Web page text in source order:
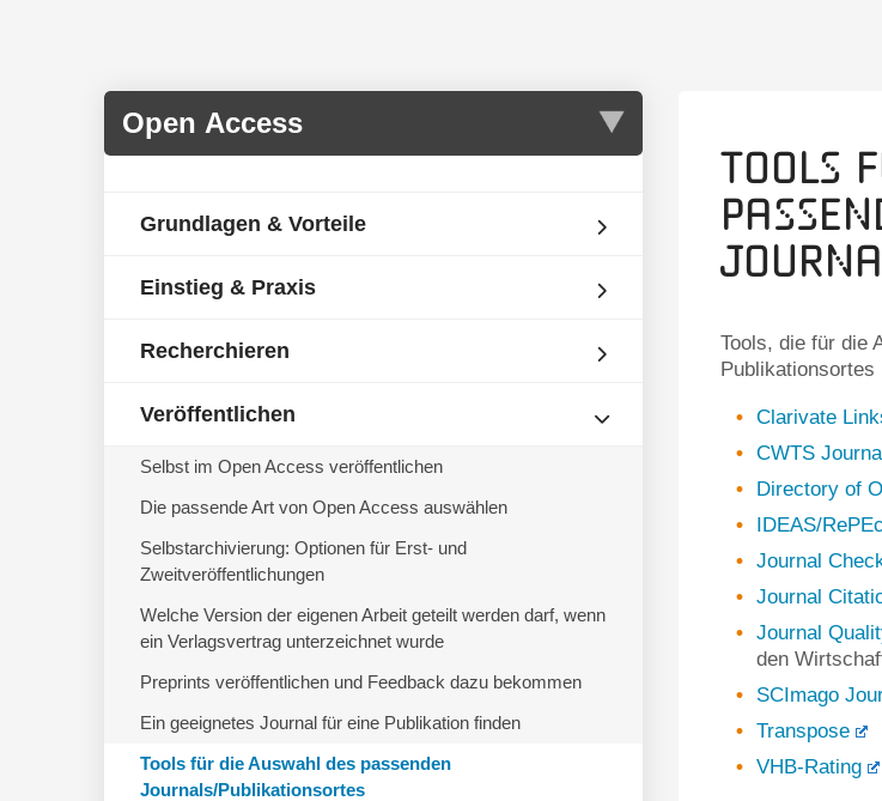
Grundlagen & Vorteile
Einstieg & Praxis
Recherchieren
Veröffentlichen
Selbst im Open Access veröffentlichen
Die passende Art von Open Access auswählen
Selbstarchivierung: Optionen für Erst- und
Zweitveröffentlichungen
Welche Version der eigenen Arbeit geteilt werden darf, wenn
ein Verlagsvertrag unterzeichnet wurde
Preprints veröffentlichen und Feedback dazu bekommen
Ein geeignetes Journal für eine Publikation finden
Tools für die Auswahl des passenden
Journals/Publikationsortes
Tools
Tools, die für die
Clarivate
CWTS
Directory of
IDEAS/
Journal
Journal
Journal
den
SCImago
Transpose
VHB-Rating